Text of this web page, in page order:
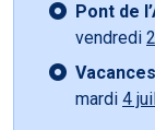
Pont de
vendredi
mardi 4